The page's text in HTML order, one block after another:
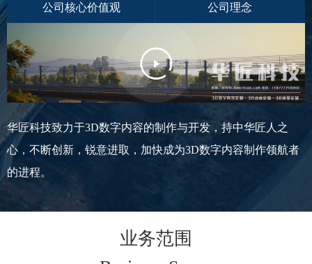
公司核心价值观 公司理念
华匠科技致力于3D数字内容的制作与开发，持中华匠人之
心，不断创新，锐意进取，加快成为3D数字内容制作领航者
的进程。
业务范围